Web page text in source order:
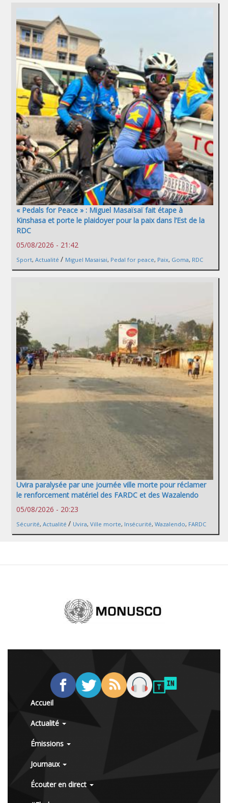
« Pedals for Peace » : Miguel Masaïsaï fait étape à
Kinshasa et porte le plaidoyer pour la paix dans l’Est de la
RDC
05/08/2026 - 21:42
Sport, Actualité / Miguel Masaisai, Pedal for peace, Paix, Goma, RDC
Uvira paralysée par une journée ville morte pour réclamer
le renforcement matériel des FARDC et des Wazalendo
05/08/2026 - 20:23
Sécurité, Actualité / Uvira, Ville morte, Insécurité, Wazalendo, FARDC
Accueil
Actualité
Émissions
Journaux
Écouter en direct